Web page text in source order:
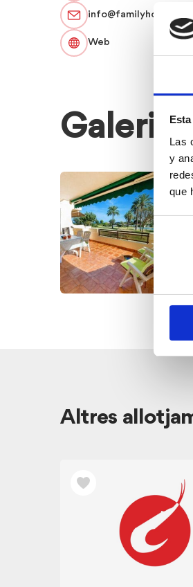
Las
y
que
Selección
de
Web
Galeria
Galeria
d'imatges
l'allotjament
Hàbitat
Dénia.
Altres